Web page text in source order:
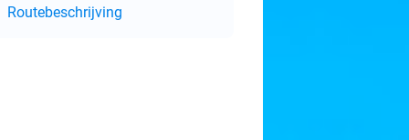
Routebeschrijving